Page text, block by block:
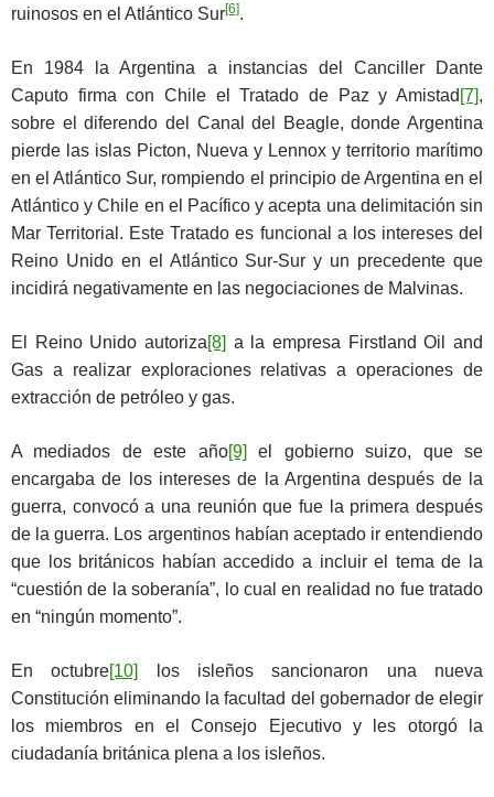
ruinosos en el Atlántico Sur[6].
En 1984 la Argentina a instancias del Canciller Dante
Caputo firma con Chile el Tratado de Paz y Amistad [7],
sobre el diferendo del Canal del Beagle, donde Argentina
pierde las islas Picton, Nueva y Lennox y territorio marítimo
en el Atlántico Sur, rompiendo el principio de Argentina en el
Atlántico y Chile en el Pacífico y acepta una delimitación sin
Mar Territorial. Este Tratado es funcional a los intereses del
Reino Unido en el Atlántico Sur-Sur y un precedente que
incidirá negativamente en las negociaciones de Malvinas.
El Reino Unido autoriza[8] a la empresa Firstland Oil and
Gas a realizar exploraciones relativas a operaciones de
extracción de petróleo y gas.
A mediados de este año[9]
el gobierno suizo, que se
encargaba de los intereses de la Argentina después de la
guerra, convocó a una reunión que fue la primera después
de la guerra. Los argentinos habían aceptado ir entendiendo
que los británicos habían accedido a incluir el tema de la
“cuestión de la soberanía”, lo cual en realidad no fue tratado
en “ningún momento”.
En octubre[10]
los isleños sancionaron una nueva
Constitución eliminando la facultad del gobernador de elegir
los miembros en el Consejo Ejecutivo y les otorgó la
ciudadanía británica plena a los isleños.